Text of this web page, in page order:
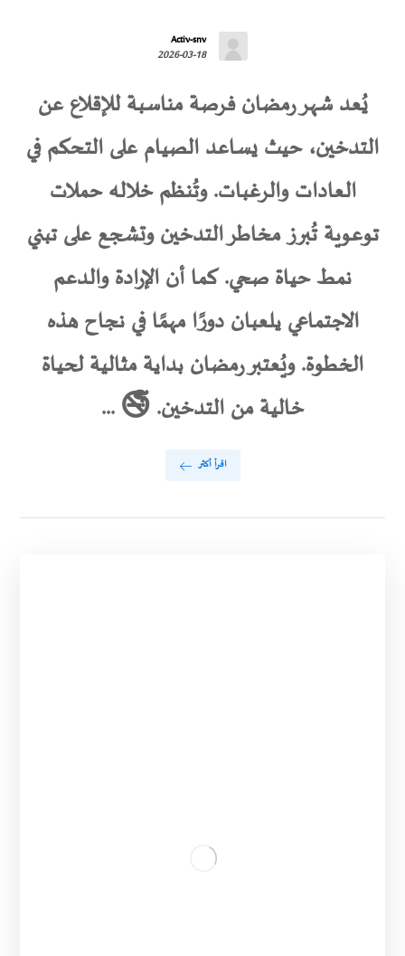
Activ-snv
2026-03-18
يُعد شهر رمضان فرصة مناسبة للإقلاع عن
التدخين، حيث يساعد الصيام على التحكم في
العادات والرغبات. وتُنظم خلاله حملات
توعوية تُبرز مخاطر التدخين وتشجع على تبني
نمط حياة صحي. كما أن الإرادة والدعم
الاجتماعي يلعبان دورًا مهمًا في نجاح هذه
الخطوة. ويُعتبر رمضان بداية مثالية لحياة
خالية من التدخين. 🚭 ...
اقرأ أكثر